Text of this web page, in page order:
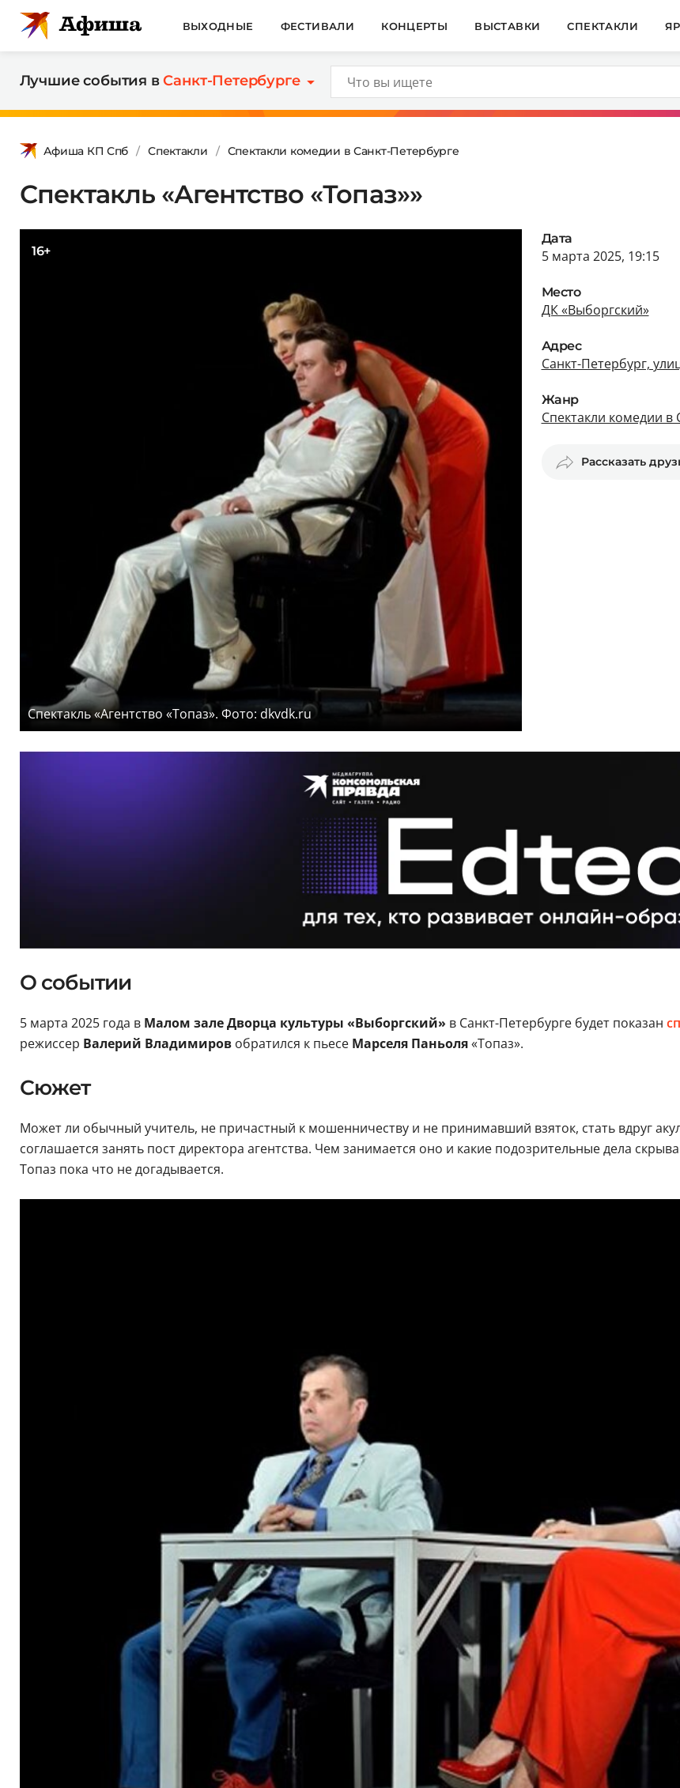
ВЫХОДНЫЕ ФЕСТИВАЛИ КОНЦЕРТЫ ВЫСТАВКИ СПЕКТАКЛИ
Лучшие события вСанкт-Петербурге
Афиша КП Спб Спектакли Спектакли комедии в Санкт-Петербурге
Спектакль «Агентство «Топаз»»
16+
Спектакль «Агентство «Топаз». Фото: dkvdk.ru
Дата
5 марта 2025, 19:15
Место
ДК «Выборгский»
Адрес
Санкт-Петербург,
Жанр
Спектакли комедии в
Рассказать
О событии
5 марта 2025 года в Малом зале Дворца культуры «Выборгский» в Санкт-Петербурге будет показан
режиссер Валерий Владимировобратился к пьесе Марселя Паньоля«Топаз».
Сюжет
Может ли обычный учитель, не причастный к мошенничеству и не принимавший взяток, стать вдруг
соглашается занять пост директора агентства. Чем занимается оно и какие подозрительные дела
Топаз пока что не догадывается.